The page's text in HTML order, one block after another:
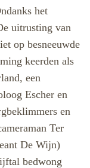
het
uitrusting van
op besneeuwde
keerden als
een
Escher en
en
Ter
De Wijn)
bedwong